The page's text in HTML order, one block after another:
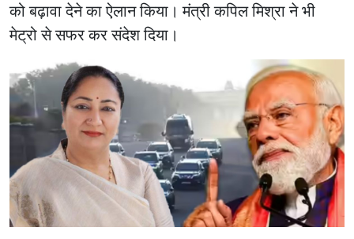
को बढ़ावा देने का ऐलान किया। मंत्री कपिल मिश्रा ने भी
मेट्रो से सफर कर संदेश दिया।